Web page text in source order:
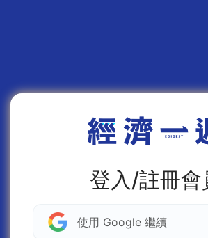
登入/註冊會
使用 Google 繼續